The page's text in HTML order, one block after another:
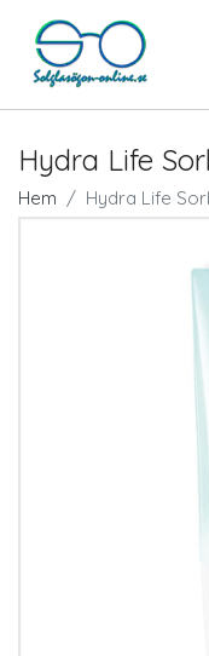
Hydra Life
Hem Hydra Life